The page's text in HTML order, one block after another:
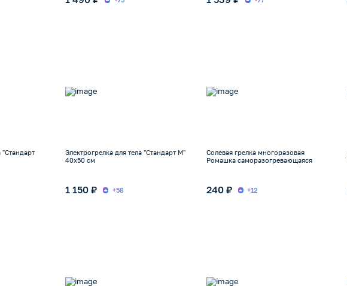
"Стандарт
Электрогрелка для тела "Стандарт М"
40х50 см
1 150 ₽ +58
Солевая грелка многоразовая
Ромашка саморазогревающаяся
240 ₽ +12